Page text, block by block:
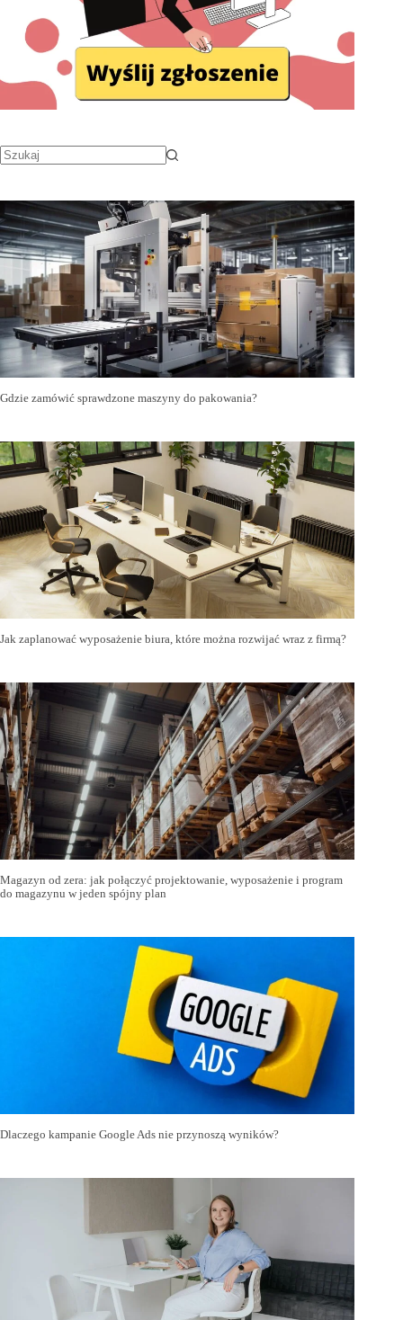
Gdzie zamówić sprawdzone maszyny do pakowania?
Jak zaplanować wyposażenie biura, które można rozwijać wraz z firmą?
Magazyn od zera: jak połączyć projektowanie, wyposażenie i program
do magazynu w jeden spójny plan
Dlaczego kampanie Google Ads nie przynoszą wyników?